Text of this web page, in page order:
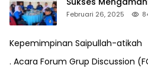
VII Karang Taruna
Februari 26, 2025
Kepemimpinan Saipullah-atikah
. Acara Forum Grup Discussion